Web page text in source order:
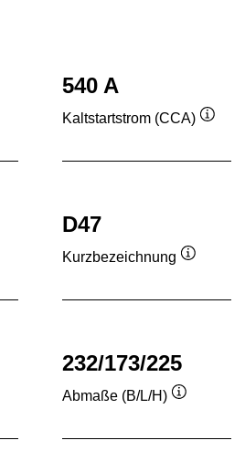
540 A
Kaltstartstrom (CCA)
D47
Kurzbezeichnung
232/173/225
Abmaße (B/L/H)